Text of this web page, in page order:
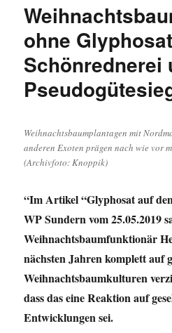
ohne
Schönrednerei
Weihnachtsbaumplantagen mit
anderen Exoten prägen nach wie vor
(Archivfoto: Knoppik)
“Im Artikel “Glyphosat auf
WP Sundern vom 25.05.2019
Weihnachtsbaumfunktionär
nächsten Jahren komplett auf
Weihnachtsbaumkulturen
dass das eine Reaktion auf
Entwicklungen sei.